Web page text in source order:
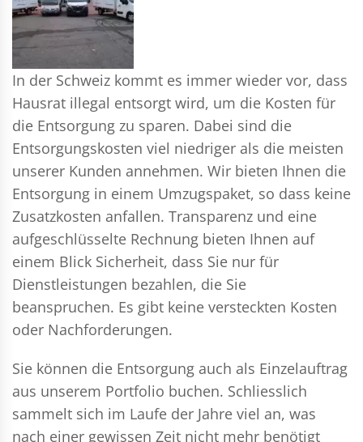
In der Schweiz kommt es immer wieder vor, dass
Hausrat illegal entsorgt wird, um die Kosten für
die Entsorgung zu sparen. Dabei sind die
Entsorgungskosten viel niedriger als die meisten
unserer Kunden annehmen. Wir bieten Ihnen die
Entsorgung in einem Umzugspaket, so dass keine
Zusatzkosten anfallen. Transparenz und eine
aufgeschlüsselte Rechnung bieten Ihnen auf
einem Blick Sicherheit, dass Sie nur für
Dienstleistungen bezahlen, die Sie
beanspruchen. Es gibt keine versteckten Kosten
oder Nachforderungen.
Sie können die Entsorgung auch als Einzelauftrag
aus unserem Portfolio buchen. Schliesslich
sammelt sich im Laufe der Jahre viel an, was
nach einer gewissen Zeit nicht mehr benötigt